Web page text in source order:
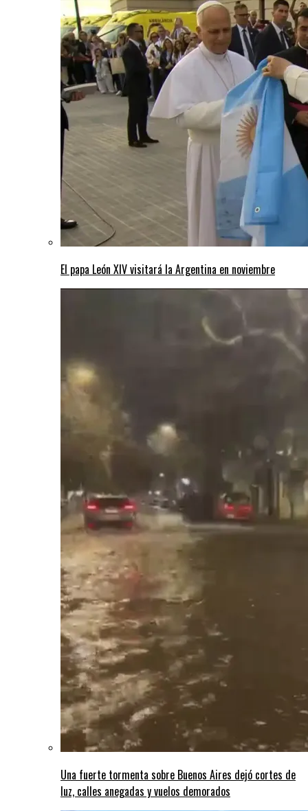
El papa León XIV visitará la Argentina en noviembre
Una fuerte tormenta sobre Buenos Aires dejó cortes de
luz, calles anegadas y vuelos demorados